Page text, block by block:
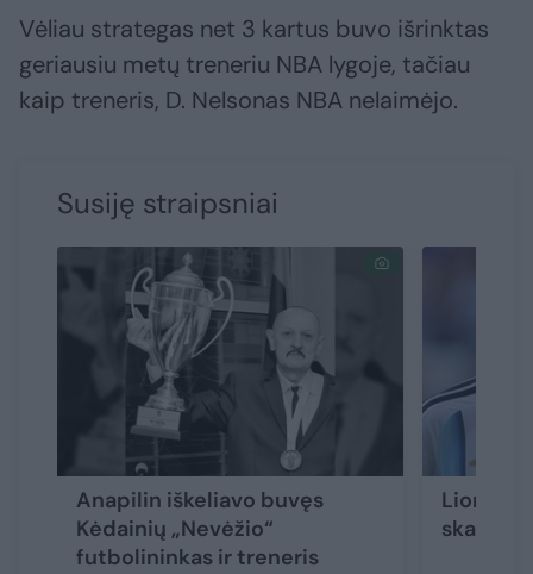
Vėliau strategas net 3 kartus buvo išrinktas
geriausiu metų treneriu NBA lygoje, tačiau
kaip treneris, D. Nelsonas NBA nelaimėjo.
Susiję straipsniai
Anapilin iškeliavo buvęs
Kėdainių „Nevėžio“
futbolininkas ir treneris
Lionelio
skaudi